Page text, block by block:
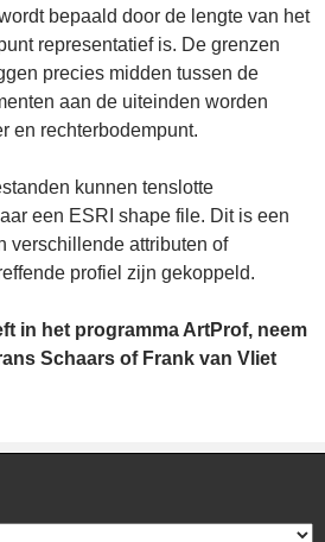
bepaald door de lengte van het
representatief is. De grenzen
precies midden tussen de
aan de uiteinden worden
en rechterbodempunt.
kunnen tenslotte
een ESRI shape file. Dit is een
verschillende attributen of
profiel zijn gekoppeld.
in het programma ArtProf, neem
Schaars of Frank van Vliet